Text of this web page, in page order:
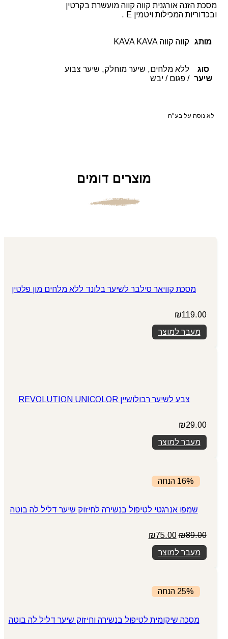
מסכת הזנה אורגנית קווה קווה מועשרת בקרטין
ובכדוריות המכילות ויטמין E .
מותג קווה קווה KAVA KAVA
סוג
שיער
ללא מלחים, שיער מוחלק, שיער צבוע
/ פגום / יבש
לא נוסה על בע"ח
מוצרים דומים
מסכת קוויאר סילבר לשיער בלונד ללא מלחים מון פלטין
₪119.00
מעבר למוצר
צבע לשיער רבולושיין REVOLUTION UNICOLOR
₪29.00
מעבר למוצר
16% הנחה
שמפו אנרגטי לטיפול בנשירה לחיזוק שיער דליל לה בוטה
₪89.00
המחיר
המקורי
היה:
₪89.00.
₪75.00
מעבר למוצר
25% הנחה
מסכה שיקומית לטיפול בנשירה וחיזוק שיער דליל לה בוטה